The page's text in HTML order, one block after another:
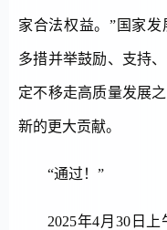
家合法权益。”国家
多措并举鼓励、支持
定不移走高质量发展
新的更大贡献。
“通过！”
2025年4月30日